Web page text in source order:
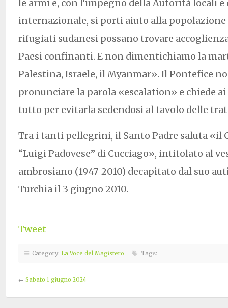
le armi e, con l’impegno della Autorità locali
internazionale, si porti aiuto alla
rifugiati sudanesi possano trovare
Paesi confinanti. E non dimentichiamo la
Palestina, Israele, il Myanmar». Il Pontefice
pronunciare la parola «escalation» e chiede
tutto per evitarla sedendosi al tavolo delle
Tra i tanti pellegrini, il Santo Padre saluta «il
“Luigi Padovese” di Cucciago», intitolato al
ambrosiano (1947-2010) decapitato dal suo
Turchia il 3 giugno 2010.
Tweet
Category: La Voce del Magistero Tags:
← Sabato 1 giugno 2024